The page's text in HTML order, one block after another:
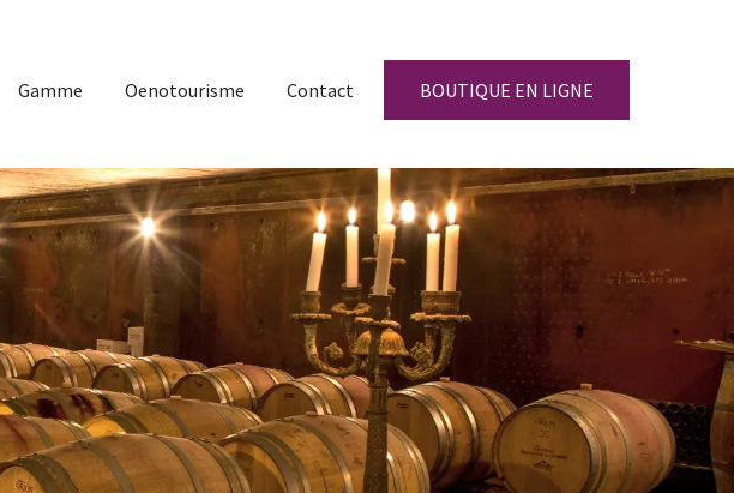
Gamme Oenotourisme Contact BOUTIQUE EN LIGNE